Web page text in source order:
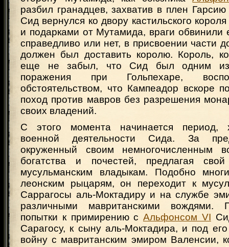
разбил гранадцев, захватив в плен
Сид вернулся ко двору кастильского
и подарками от Мутамида, враги обвинили
справедливо или нет, в присвоении части
должен был доставить королю. Король,
еще не забыл, что Сид был одним из
поражения при Гольпехаре,
обстоятельством, что Кампеадор вскоре
поход против мавров без разрешения
своих владений.
С этого момента начинается период,
военной деятельности Сида. За
окруженный своим немногочисленным
богатства и почестей, предлагая
мусульманским владыкам. Подобно
леонским рыцарям, он переходит к
Саррагосы аль-Моктадиру и на службе
различными мавританскими вождями.
попытки к примирению с Альфонсом VI
Сарагосу, к сыну аль-Моктадира, и под
войну с мавританским эмиром Валенсии,